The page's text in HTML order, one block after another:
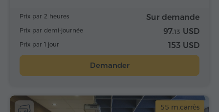
Prix par 2 heures Sur demande
Prix par demi-journée 97.13 USD
Prix par 1 jour 153 USD
Demander
55 m.carrès